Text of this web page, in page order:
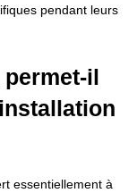
pendant leurs
il
essentiellement à